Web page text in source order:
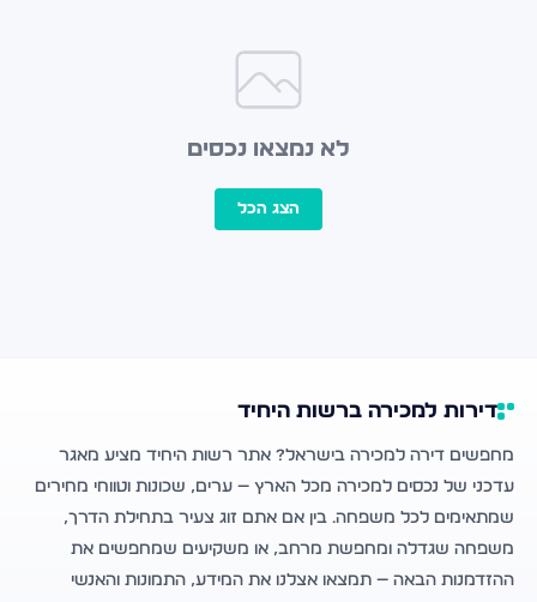
לא נמצאו נכסים
הצג הכל
דירות למכירה ברשות היחיד
מחפשים דירה למכירה בישראל? אתר רשות היחיד מציע מאגר
עדכני של נכסים למכירה מכל הארץ — ערים, שכונות וטווחי מחירים
שמתאימים לכל משפחה. בין אם אתם זוג צעיר בתחילת הדרך,
משפחה שגדלה ומחפשת מרחב, או משקיעים שמחפשים את
ההזדמנות הבאה — תמצאו אצלנו את המידע, התמונות והאנשי